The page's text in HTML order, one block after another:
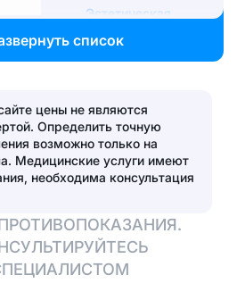
Эстетическая
Поставить брекеты,
Эстетические
реставрации
Установить виниры
список
цены не являются
Определить точную
возможно только на
Медицинские услуги имеют
необходима консультация